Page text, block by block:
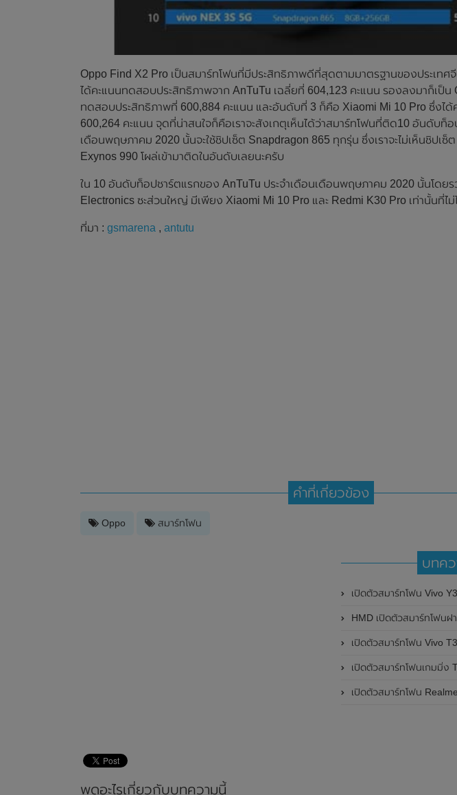
Oppo Find X2 Pro เป็นสมาร์ทโฟนที่มีประสิทธิภาพดีที่สุดตามมาตรฐานของประเทศ
ได้คะแนนทดสอบประสิทธิภาพจาก AnTuTu เฉลี่ยที่ 604,123 คะแนน รองลงมาก็เป็น
ทดสอบประสิทธิภาพที่ 600,884 คะแนน และอันดับที่ 3 ก็คือ Xiaomi Mi 10 Pro ซึ่งไ
600,264 คะแนน จุดที่น่าสนใจก็คือเราจะสังเกตุเห็นได้ว่าสมาร์ทโฟนที่ติด10 อันดับท็อ
เดือนพฤษภาคม 2020 นั้นจะใช้ชิปเซ็ต Snapdragon 865 ทุกรุ่น ซึ่งเราจะไม่เห็นชิปเซ็
Exynos 990 โผล่เข้ามาติดในอันดับเลยนะครับ
ใน 10 อันดับท็อปชาร์ตแรกของ AnTuTu ประจำเดือนเดือนพฤษภาคม 2020 นั้นโดย
Electronics ซะส่วนใหญ่ มีเพียง Xiaomi Mi 10 Pro และ Redmi K30 Pro เท่านั้นที่
ที่มา : gsmarena , antutu
คำที่เกี่ยวข้อง
Oppo สมาร์ทโฟน
บทคว
เปิดตัวสมาร์ทโฟน Vivo Y300 Pro อย่างเป็นทางการแล้วในประเทศจีน มาพร้อมดี
HMD เปิดตัวสมาร์ทโฟนฝาพับได้ Barbie
เปิดตัวสมาร์ทโฟน Vivo T3 Pro
เปิดตัวสมาร์ทโฟนเกมมิ่ง TECNO POVA 6 Neo
เปิดตัวสมาร์ทโฟน Realme 13 Pro
พูดอะไรเกี่ยวกับบทความนี้